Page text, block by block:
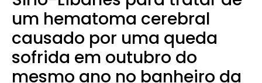
um hematoma cerebral
causado por uma queda
sofrida em outubro do
mesmo ano no banheiro da